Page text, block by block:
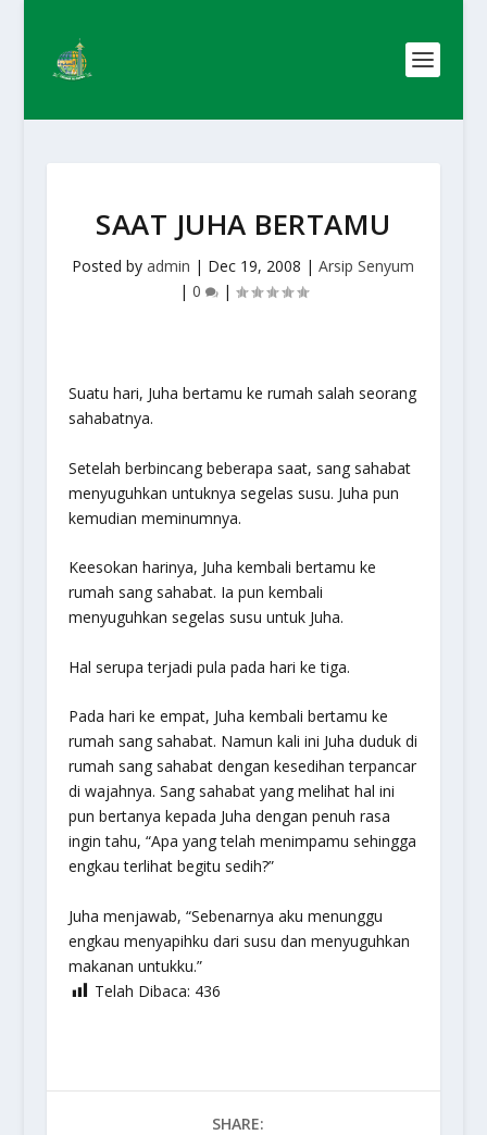
SAAT JUHA BERTAMU
Posted byadmin | Dec 19, 2008 |Arsip Senyum
| 0 |
Suatu hari, Juha bertamu ke rumah salah seorang
sahabatnya.
Setelah berbincang beberapa saat, sang sahabat
menyuguhkan untuknya segelas susu. Juha pun
kemudian meminumnya.
Keesokan harinya, Juha kembali bertamu ke
rumah sang sahabat. Ia pun kembali
menyuguhkan segelas susu untuk Juha.
Hal serupa terjadi pula pada hari ke tiga.
Pada hari ke empat, Juha kembali bertamu ke
rumah sang sahabat. Namun kali ini Juha duduk di
rumah sang sahabat dengan kesedihan terpancar
di wajahnya. Sang sahabat yang melihat hal ini
pun bertanya kepada Juha dengan penuh rasa
ingin tahu, “Apa yang telah menimpamu sehingga
engkau terlihat begitu sedih?”
Juha menjawab, “Sebenarnya aku menunggu
engkau menyapihku dari susu dan menyuguhkan
makanan untukku.”
Telah Dibaca: 436
SHARE: